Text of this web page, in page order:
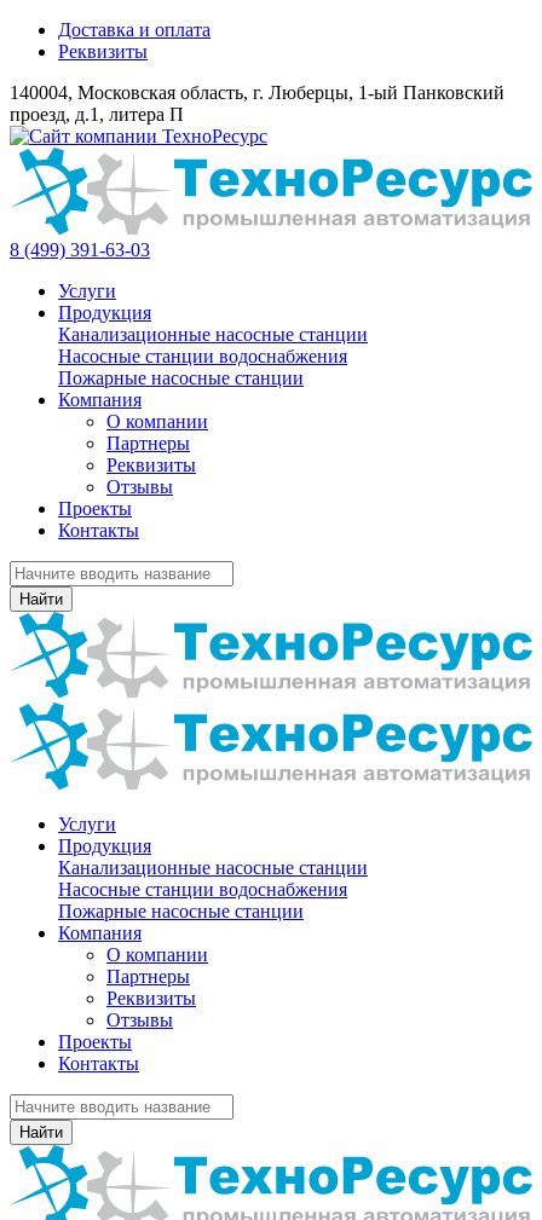
Доставка и оплата
Реквизиты
140004, Московская область, г. Люберцы, 1-ый Панковский
проезд, д.1, литера П
8 (499) 391-63-03
Услуги
Продукция
Канализационные насосные станции
Насосные станции водоснабжения
Пожарные насосные станции
Компания
О компании
Партнеры
Реквизиты
Отзывы
Проекты
Контакты
Найти
Услуги
Продукция
Канализационные насосные станции
Насосные станции водоснабжения
Пожарные насосные станции
Компания
О компании
Партнеры
Реквизиты
Отзывы
Проекты
Контакты
Найти